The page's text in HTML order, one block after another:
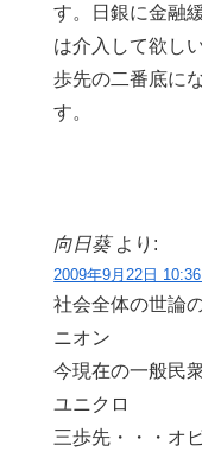
す。日銀に金融
は介入して欲し
歩先の二番底に
す。
向日葵 より:
2009年9月22日
社会全体の世論
ニオン
今現在の一般民
ユニクロ
三歩先・・・オ